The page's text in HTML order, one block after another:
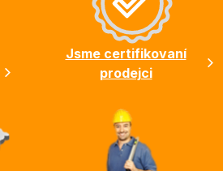
Jsme certifikovaní
prodejci